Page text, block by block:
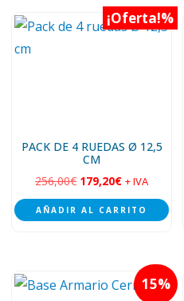
a
¡Oferta!
PACK DE 4 RUEDAS Ø 12,5
CM
256,00€ El
precio
original
179,20€ El
precio
actual
+ IVA
AÑADIR AL CARRITO
15